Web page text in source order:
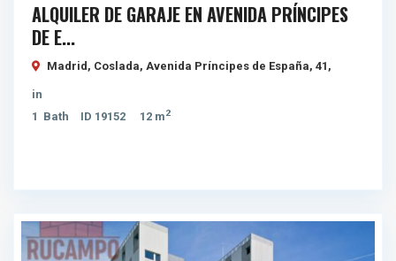
ALQUILER DE GARAJE EN AVENIDA PRÍNCIPES
DE E...
Madrid, Coslada, Avenida Príncipes de España, 41,
in
1 Bath ID 19152 12 m2